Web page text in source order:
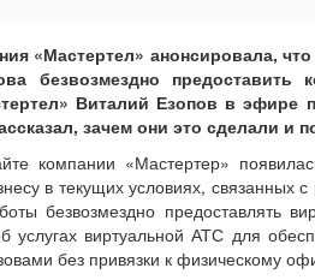
«Мастертел» анонсировала,
безвозмездно
Виталий Езопов в
зачем они это сделали
компании «Мастертер»
в текущих условиях,
безвозмездно предоставлять
услугах виртуальной АТС для
без привязки к физическому